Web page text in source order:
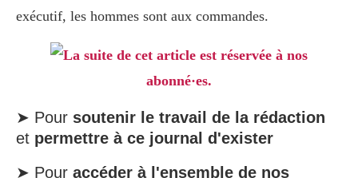
exécutif, les hommes sont aux commandes.
La suite de cet article est réservée à nos
abonné·es.
➤ Pour soutenir le travail de la rédaction
et permettre à ce journal d'exister
➤ Pour accéder à l'ensemble de nos